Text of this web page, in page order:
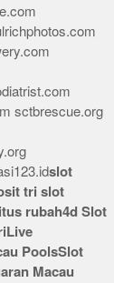
sctbrescue.org
slot
tri slot
rubah4d Slot
Live
PoolsSlot
Macau